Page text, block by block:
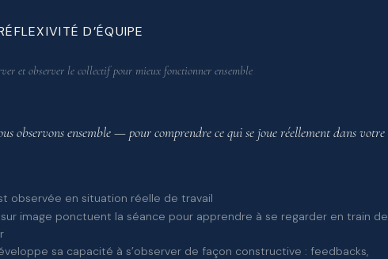
D’ÉQUIPE
et observer le collectif pour mieux fonctionner ensemble
observons ensemble — pour comprendre ce qui se joue réellement dans votre
observée en situation réelle de travail
image ponctuent la séance pour apprendre à se regarder en train de
sa capacité à s’observer de façon constructive : feedbacks,